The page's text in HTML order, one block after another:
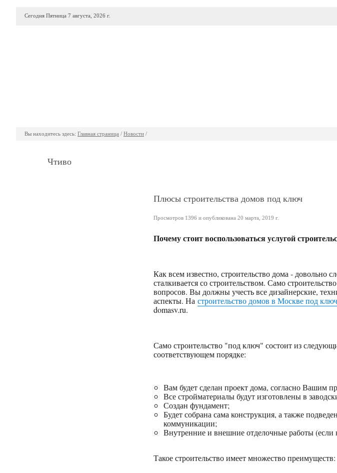
Сегодня Пятница 7 августа, 2026 г.
Вы находитесь здесь: Главная страница / Новости /
Чтиво
Плюсы строительства домов под ключ
Просмотров 1396 и опубликована 20 марта, 2019 г.
Почему стоит воспользоваться услугой
Как всем известно, строительство дома - довольно
сталкивается со строительством. Само
вопросов. Вы должны учесть все дизайнерские,
аспекты. На строительство домов в Москве под
domasv.ru.
Само строительство "под ключ" состоит из
соответствующем порядке:
Вам будет сделан проект дома, согласно Вашим
Все стройматериалы будут изготовлены в
Создан фундамент;
Будет собрана сама конструкция, а также
коммуникации;
Внутренние и внешние отделочные работы (если
Такое строительство имеет множество преимуществ: